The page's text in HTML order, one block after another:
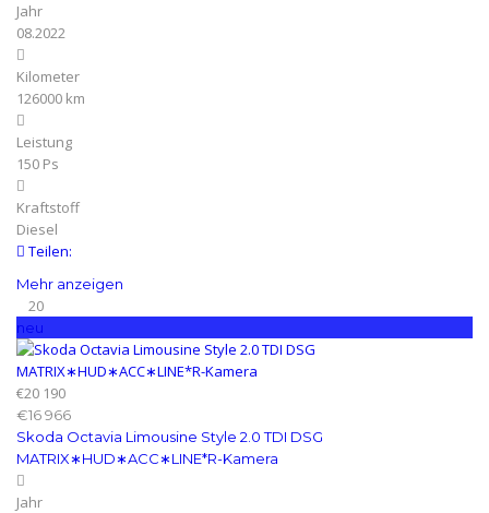
Jahr
08.2022
Kilometer
126000 km
Leistung
150 Ps
Kraftstoff
Diesel
Teilen:
Mehr anzeigen
20
neu
€20 190
€16 966
Skoda Octavia Limousine Style 2.0 TDI DSG
MATRIX∗HUD∗ACC∗LINE*R-Kamera
Jahr